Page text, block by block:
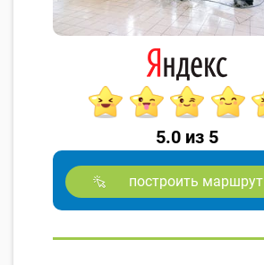
5.0 из 5
построить маршрут